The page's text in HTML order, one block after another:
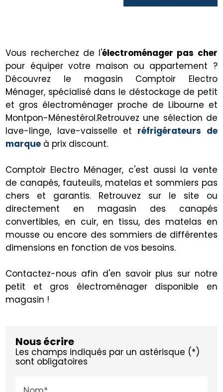
Vous recherchez de l'électroménager pas cher
pour équiper votre maison ou appartement ?
Découvrez le magasin Comptoir Electro
Ménager, spécialisé dans le déstockage de petit
et gros électroménager proche de Libourne et
Montpon-Ménestérol.Retrouvez une sélection de
lave-linge, lave-vaisselle et réfrigérateurs de
marque à prix discount.
Comptoir Electro Ménager, c'est aussi la vente
de canapés, fauteuils, matelas et sommiers pas
chers et garantis. Retrouvez sur le site ou
directement en magasin des canapés
convertibles, en cuir, en tissu, des matelas en
mousse ou encore des sommiers de différentes
dimensions en fonction de vos besoins.
Contactez-nous afin d'en savoir plus sur notre
petit et gros électroménager disponible en
magasin !
Nous écrire
Les champs indiqués par un astérisque (*)
sont obligatoires